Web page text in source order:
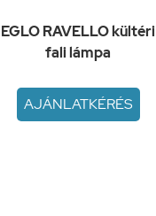
EGLO RAVELLO kültéri
fali lámpa
AJÁNLATKÉRÉS